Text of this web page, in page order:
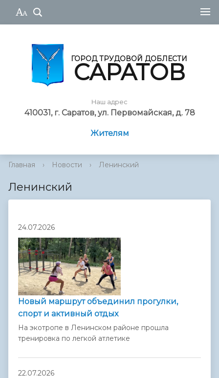
ГОРОД ТРУДОВОЙ ДОБЛЕСТИ
САРАТОВ
Наш адрес
410031, г. Саратов, ул. Первомайская, д. 78
Жителям
Главная › Новости › Ленинский
Ленинский
24.07.2026
Новый маршрут объединил прогулки,
спорт и активный отдых
На экотропе в Ленинском районе прошла
тренировка по легкой атлетике
22.07.2026